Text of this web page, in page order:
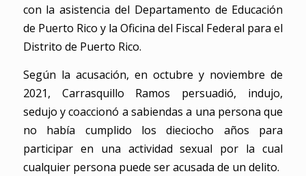
con la asistencia del Departamento de Educación
de Puerto Rico y la Oficina del Fiscal Federal para el
Distrito de Puerto Rico.
Según la acusación, en octubre y noviembre de
2021, Carrasquillo Ramos persuadió, indujo,
sedujo y coaccionó a sabiendas a una persona que
no había cumplido los dieciocho años para
participar en una actividad sexual por la cual
cualquier persona puede ser acusada de un delito.